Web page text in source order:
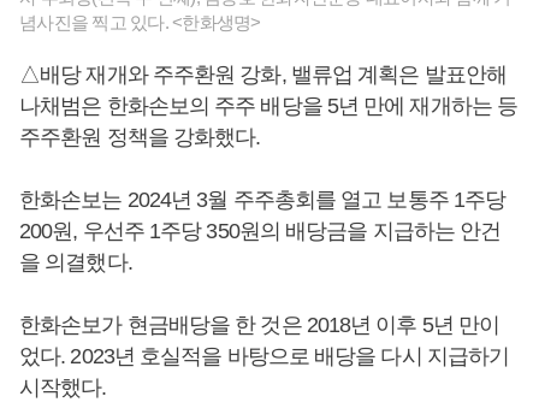
념사진을 찍고 있다. <한화생명>
△배당 재개와 주주환원 강화, 밸류업 계획은 발표안해
나채범은 한화손보의 주주 배당을 5년 만에 재개하는 등
주주환원 정책을 강화했다.
한화손보는 2024년 3월 주주총회를 열고 보통주 1주당
200원, 우선주 1주당 350원의 배당금을 지급하는 안건
을 의결했다.
한화손보가 현금배당을 한 것은 2018년 이후 5년 만이
었다. 2023년 호실적을 바탕으로 배당을 다시 지급하기
시작했다.